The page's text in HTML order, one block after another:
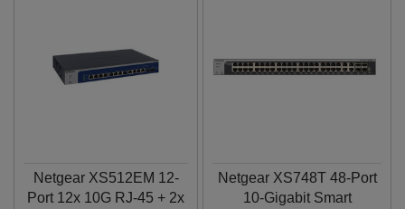
Netgear XS512EM 12-
Port 12x 10G RJ-45 + 2x
Netgear XS748T 48-Port
10-Gigabit Smart